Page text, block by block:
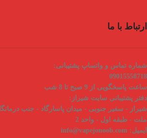
ارتباط با ما
شماره تماس و واتساپ پشتیبانی:
09015558718
ساعت پاسخگویی از 9 صبح تا 8 شب
دفتر پشتیبانی سایت شیراز:
شیراز - سفیر جنوبی - میدان پاسارگاد - جنب
ملت - طبقه اول - واحد 2
ایمیل: